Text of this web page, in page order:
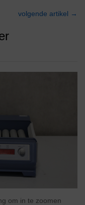
volgende artikel →
om in te zoomen